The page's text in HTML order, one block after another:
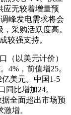
应无较着增量预
峰发电需求将会
采购活跃度高。
较强支持。
以美元计价）
4%，前值增25。
美元。中国1-5
同比增加24。
全面超出市场预
增。